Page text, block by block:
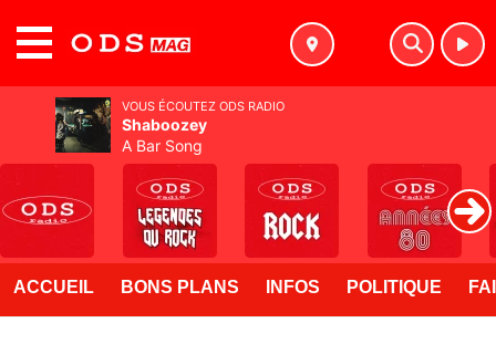
ACCUEIL BONS PLANS INFOS POLITIQUE
VOUS ÉCOUTEZ ODS RADIO
Shaboozey
A Bar Song